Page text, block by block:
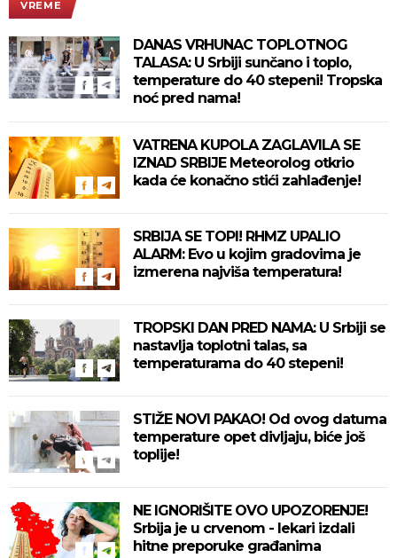
VREME
DANAS VRHUNAC TOPLOTNOG
TALASA: U Srbiji sunčano i toplo,
temperature do 40 stepeni! Tropska
noć pred nama!
VATRENA KUPOLA ZAGLAVILA SE
IZNAD SRBIJE Meteorolog otkrio
kada će konačno stići zahlađenje!
SRBIJA SE TOPI! RHMZ UPALIO
ALARM: Evo u kojim gradovima je
izmerena najviša temperatura!
TROPSKI DAN PRED NAMA: U Srbiji se
nastavlja toplotni talas, sa
temperaturama do 40 stepeni!
STIŽE NOVI PAKAO! Od ovog datuma
temperature opet divljaju, biće još
toplije!
NE IGNORIŠITE OVO UPOZORENJE!
Srbija je u crvenom - lekari izdali
hitne preporuke građanima